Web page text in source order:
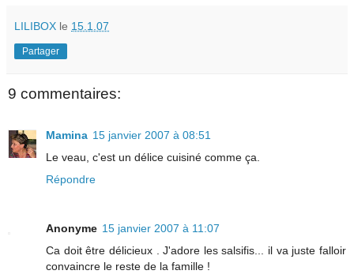
LILIBOX le 15.1.07
Partager
9 commentaires:
Mamina 15 janvier 2007 à 08:51
Le veau, c'est un délice cuisiné comme ça.
Répondre
Anonyme 15 janvier 2007 à 11:07
Ca doit être délicieux . J'adore les salsifis... il va juste falloir
convaincre le reste de la famille !